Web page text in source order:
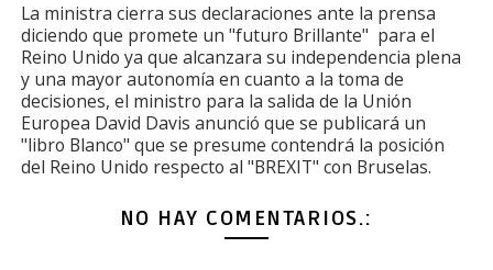
La ministra cierra sus declaraciones ante la prensa
diciendo que promete un "futuro Brillante" para el
Reino Unido ya que alcanzara su independencia plena
y una mayor autonomía en cuanto a la toma de
decisiones, el ministro para la salida de la Unión
Europea David Davis anunció que se publicará un
"libro Blanco" que se presume contendrá la posición
del Reino Unido respecto al "BREXIT" con Bruselas.
NO HAY COMENTARIOS.: